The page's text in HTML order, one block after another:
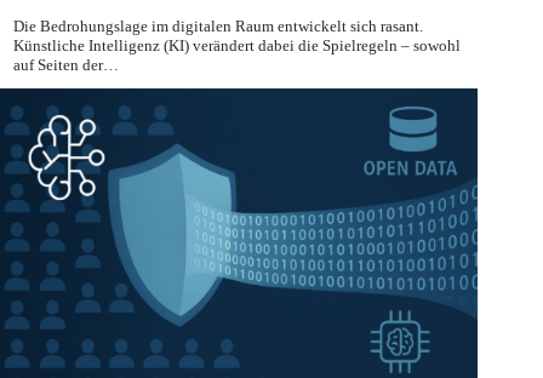
18.08.2025
Die Bedrohungslage im digitalen Raum entwickelt sich rasant.
Künstliche Intelligenz (KI) verändert dabei die Spielregeln – sowohl
auf Seiten der…